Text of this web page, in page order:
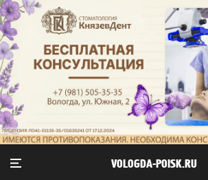
VOLOGDA-POISK.RU